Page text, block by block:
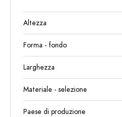
Altezza
Forma - fondo
Larghezza
Materiale - selezione
Paese di produzione